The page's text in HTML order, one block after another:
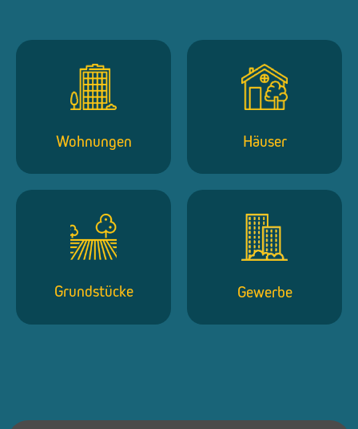
Wohnungen Häuser
Grundstücke Gewerbe